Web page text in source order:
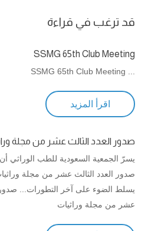
قد ترغب في قراءة
SSMG 65th Club Meeting
اقرأ المزيد
صدور العدد الثالث عشر من مجلة
يسرّ الجمعية السعودية للطب الوراثي
صدور العدد الثالث عشر من مجلة
يسلط الضوء على آخر التطورات... صدور
عشر من مجلة وراثيات